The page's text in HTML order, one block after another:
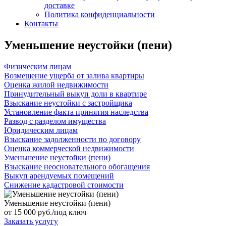
доставке
Политика конфиденциальности
Контакты
Уменьшение неустойки (пени)
Физическим лицам
Возмещение ущерба от залива квартиры
Оценка жилой недвижимости
Принудительный выкуп доли в квартире
Взыскание неустойки с застройщика
Установление факта принятия наследства
Развод с разделом имущества
Юридическим лицам
Взыскание задолженности по договору
Оценка коммерческой недвижимости
Уменьшение неустойки (пени)
Взыскание неосновательного обогащения
Выкуп арендуемых помещений
Снижение кадастровой стоимости
Уменьшение неустойки (пени)
от 15 000 руб./под ключ
Заказать услугу